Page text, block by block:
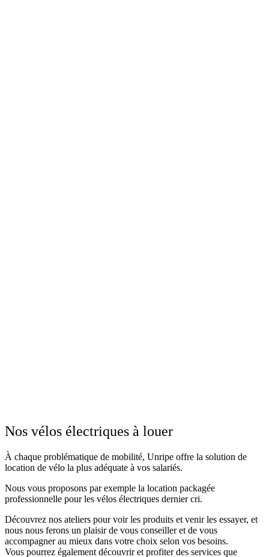
Nos vélos électriques à louer
À chaque problématique de mobilité, Unripe offre la solution de
location de vélo la plus adéquate à vos salariés.
Nous vous proposons par exemple la location packagée
professionnelle pour les vélos électriques dernier cri.
Découvrez nos ateliers pour voir les produits et venir les essayer, et
nous nous ferons un plaisir de vous conseiller et de vous
accompagner au mieux dans votre choix selon vos besoins.
Vous pourrez également découvrir et profiter des services que